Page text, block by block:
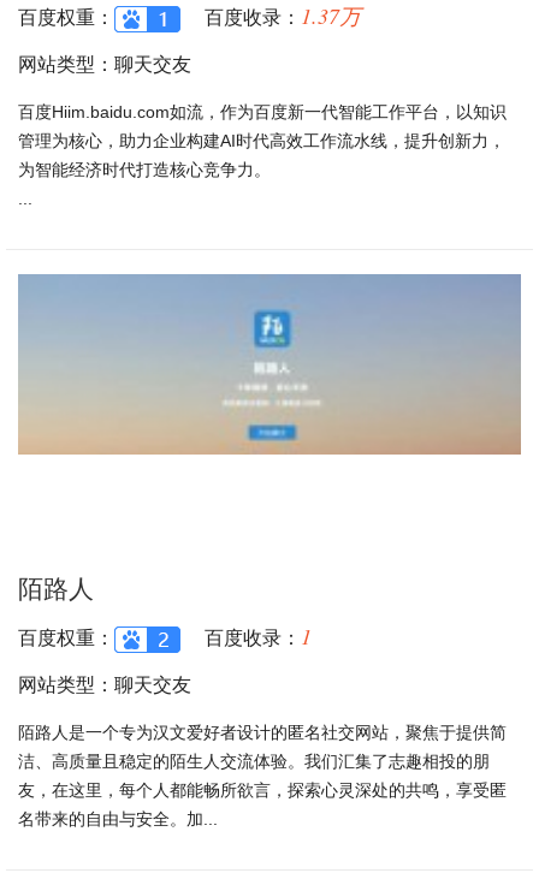
百度权重： 百度收录： 1.37万
网站类型：聊天交友
百度Hiim.baidu.com如流，作为百度新一代智能工作平台，以知识
管理为核心，助力企业构建AI时代高效工作流水线，提升创新力，
为智能经济时代打造核心竞争力。
陌路人
百度权重： 百度收录： 1
网站类型：聊天交友
陌路人是一个专为汉文爱好者设计的匿名社交网站，聚焦于提供简
洁、高质量且稳定的陌生人交流体验。我们汇集了志趣相投的朋
友，在这里，每个人都能畅所欲言，探索心灵深处的共鸣，享受匿
名带来的自由与安全。加...